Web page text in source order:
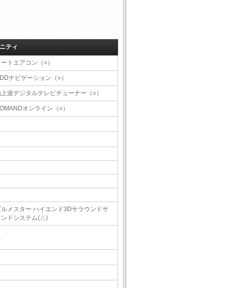
ティ
トエアコン（○）
ナビゲーション（○）
波デジタルテレビチューナー（○）
オンライン（○）
メスター ハイエンド3Dサラウンドサ
ンドシステム(△)